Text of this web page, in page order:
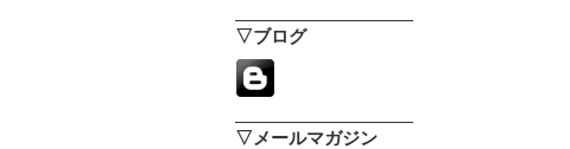
▽ブログ
▽メールマガジン